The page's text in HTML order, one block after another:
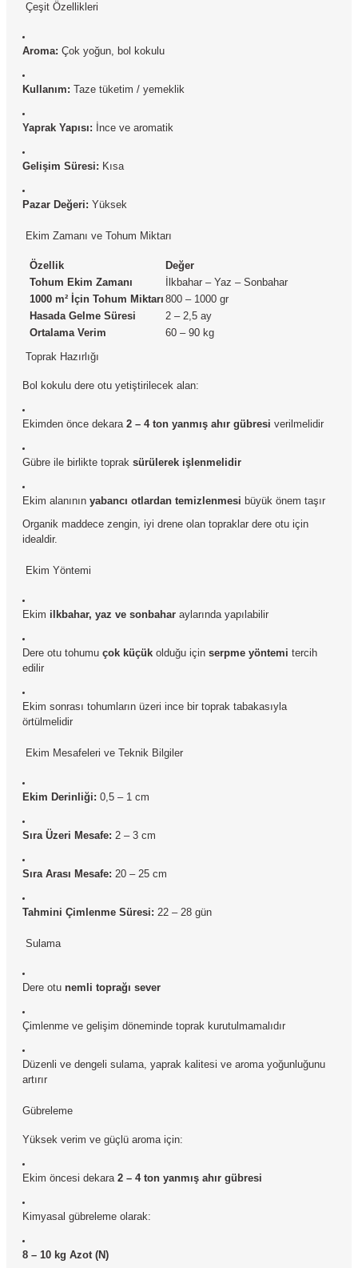
Çeşit Özellikleri
Aroma: Çok yoğun, bol kokulu
Kullanım: Taze tüketim / yemeklik
Yaprak Yapısı: İnce ve aromatik
Gelişim Süresi: Kısa
Pazar Değeri: Yüksek
Ekim Zamanı ve Tohum Miktarı
Özellik
Değer
Tohum Ekim Zamanı
İlkbahar – Yaz – Sonbahar
1000 m² İçin Tohum Miktarı 800 – 1000 gr
Hasada Gelme Süresi
2 – 2,5 ay
Ortalama Verim
60 – 90 kg
Toprak Hazırlığı
Bol kokulu dere otu yetiştirilecek alan:
Ekimden önce dekara 2 – 4 ton yanmış ahır gübresi verilmelidir
Gübre ile birlikte toprak sürülerek işlenmelidir
Ekim alanının yabancı otlardan temizlenmesi büyük önem taşır
Organik maddece zengin, iyi drene olan topraklar dere otu için
idealdir.
Ekim Yöntemi
Ekim ilkbahar, yaz ve sonbahar aylarında yapılabilir
Dere otu tohumu çok küçük olduğu için serpme yöntemi tercih
edilir
Ekim sonrası tohumların üzeri ince bir toprak tabakasıyla
örtülmelidir
Ekim Mesafeleri ve Teknik Bilgiler
Ekim Derinliği: 0,5 – 1 cm
Sıra Üzeri Mesafe: 2 – 3 cm
Sıra Arası Mesafe: 20 – 25 cm
Tahmini Çimlenme Süresi: 22 – 28 gün
Sulama
Dere otu nemli toprağı sever
Çimlenme ve gelişim döneminde toprak kurutulmamalıdır
Düzenli ve dengeli sulama, yaprak kalitesi ve aroma yoğunluğunu
artırır
Gübreleme
Yüksek verim ve güçlü aroma için:
Ekim öncesi dekara 2 – 4 ton yanmış ahır gübresi
Kimyasal gübreleme olarak:
8 – 10 kg Azot (N)